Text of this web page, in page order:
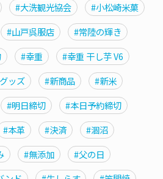
#大洗観光協会
#小松崎米菓
#山戸呉服店
#常陸の輝き
#幸重
#幸重 干し芋 V6
ッズ #新商品
#新米
#明日締切
#本日予約締切
#本革 #決済
#涸沼
#無添加
#父の日